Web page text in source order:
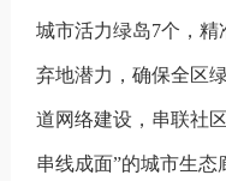
城市活力绿岛7个，精
弃地潜力，确保全区
道网络建设，串联社
串线成面”的城市生态